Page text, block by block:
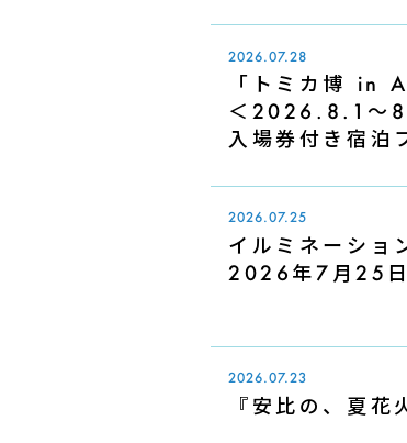
2026.07.28
「トミカ博 in
＜2026.8.1～
入場券付き宿泊
2026.07.25
イルミネーシ
2026年7月25日
2026.07.23
『安比の、夏